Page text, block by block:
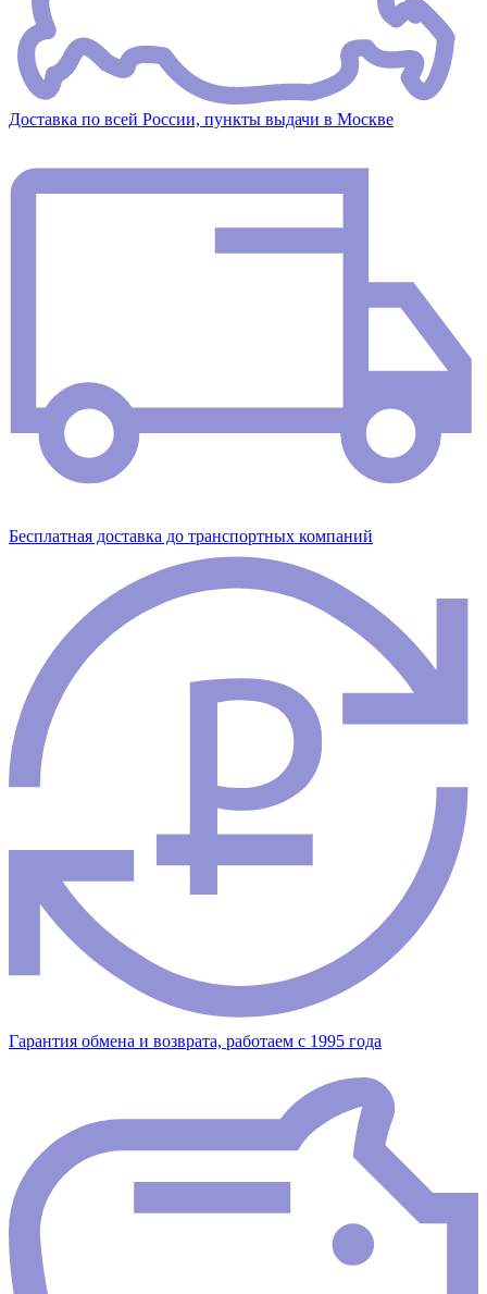
Доставка по всей России, пункты выдачи в Москве
Бесплатная доставка до транспортных компаний
Гарантия обмена и возврата, работаем с 1995 года